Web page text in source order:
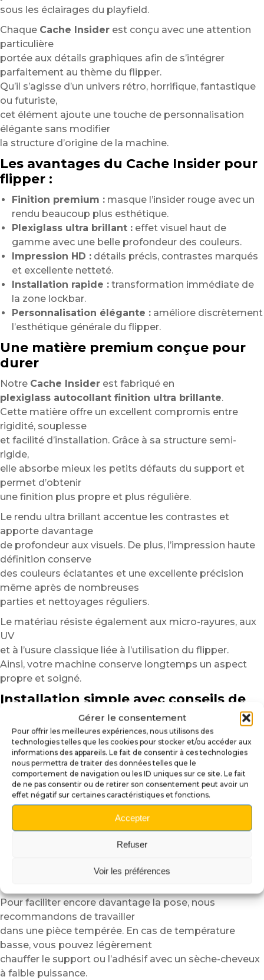
Gérer le consentement
Pour offrir les meilleures expériences, nous utilisons des
technologies telles que les cookies pour stocker et/ou accéder aux
informations des appareils. Le fait de consentir à ces technologies
nous permettra de traiter des données telles que le
comportement de navigation ou les ID uniques sur ce site. Le fait
de ne pas consentir ou de retirer son consentement peut avoir un
effet négatif sur certaines caractéristiques et fonctions.
Accepter
Refuser
Voir les préférences
sous les éclairages du playfield.
Chaque Cache Insider est conçu avec une attention
particulière
portée aux détails graphiques afin de s’intégrer
parfaitement au thème du flipper.
Qu’il s’agisse d’un univers rétro, horrifique, fantastique
ou futuriste,
cet élément ajoute une touche de personnalisation
élégante sans modifier
la structure d’origine de la machine.
Les avantages du Cache Insider pour
flipper :
Finition premium : masque l’insider rouge avec un
rendu beaucoup plus esthétique.
Plexiglass ultra brillant : effet visuel haut de
gamme avec une belle profondeur des couleurs.
Impression HD : détails précis, contrastes marqués
et excellente netteté.
Installation rapide : transformation immédiate de
la zone lockbar.
Personnalisation élégante : améliore discrètement
l’esthétique générale du flipper.
Une matière premium conçue pour
durer
Notre Cache Insider est fabriqué en
plexiglass autocollant finition ultra brillante.
Cette matière offre un excellent compromis entre
rigidité, souplesse
et facilité d’installation. Grâce à sa structure semi-
rigide,
elle absorbe mieux les petits défauts du support et
permet d’obtenir
une finition plus propre et plus régulière.
Le rendu ultra brillant accentue les contrastes et
apporte davantage
de profondeur aux visuels. De plus, l’impression haute
définition conserve
des couleurs éclatantes et une excellente précision
même après de nombreuses
parties et nettoyages réguliers.
Le matériau résiste également aux micro-rayures, aux
UV
et à l’usure classique liée à l’utilisation du flipper.
Ainsi, votre machine conserve longtemps un aspect
propre et soigné.
Installation simple avec conseils de
Avant l’installation, nettoyez soigneusement la surface
afin d’éliminer
les poussières, traces grasses ou résidus pouvant
affecter l’adhérence.
Une surface propre garantit un rendu plus uniforme et
durable.
Positionnez ensuite le cache insider à sec afin de
autocollant reste plus simple
Pour faciliter encore davantage la pose, nous
recommandons de travailler
dans une pièce tempérée. En cas de température
basse, vous pouvez légèrement
chauffer le support ou l’adhésif avec un sèche-cheveux
à faible puissance.